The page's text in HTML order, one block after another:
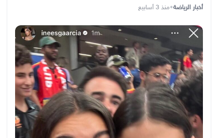
أخبار الرياضة•منذ 3 أسابيع